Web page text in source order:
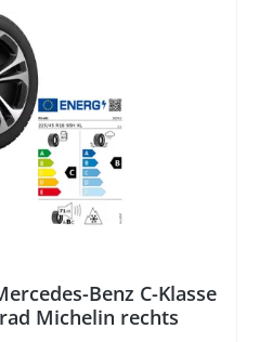
Benz C-Klasse
Michelin rechts